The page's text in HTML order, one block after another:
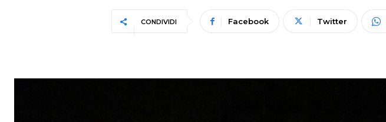
CONDIVIDI Facebook Twitter